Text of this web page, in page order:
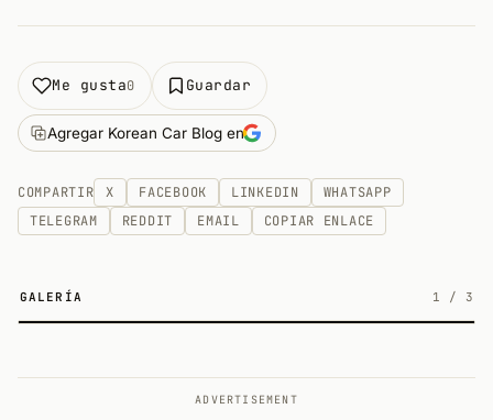
Me gusta0 Guardar
Agregar Korean Car Blog en
COMPARTIR X FACEBOOK LINKEDIN
WHATSAPP
TELEGRAM
REDDIT EMAIL COPIAR ENLACE
GALERÍA 1 / 3
ADVERTISEMENT